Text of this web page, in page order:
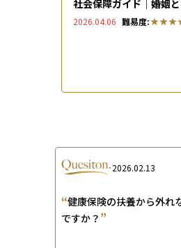
社会保障ガイド｜婚姻
底解説
2026.04.06 難易度:
2026.02.13
“健康保険の扶養から外れ
ですか？ ”